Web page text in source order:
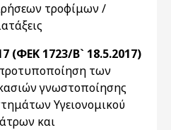
τροφίμων /
(ΦΕΚ 1723/Β` 18.5.2017)
των
γνωστοποίησης
Υγειονομικού
και